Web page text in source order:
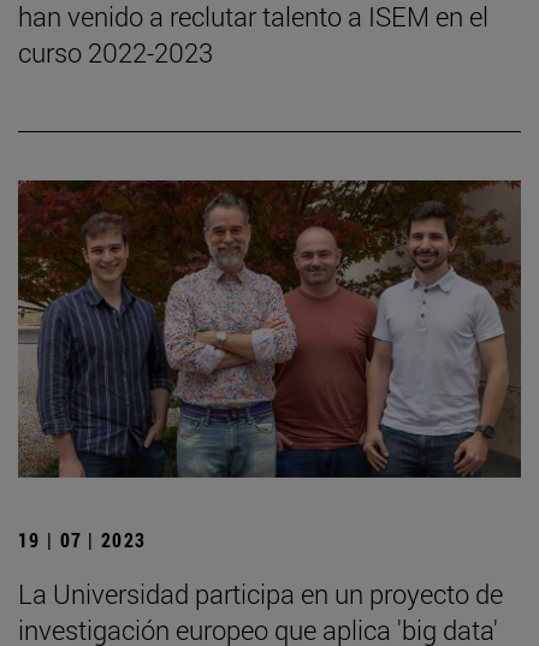
han venido a reclutar talento a ISEM en el
curso 2022-2023
19 | 07 | 2023
La Universidad participa en un proyecto de
investigación europeo que aplica 'big data'